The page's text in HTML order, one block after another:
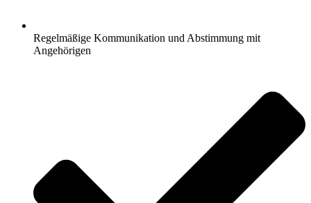
Regelmäßige Kommunikation und Abstimmung mit
Angehörigen